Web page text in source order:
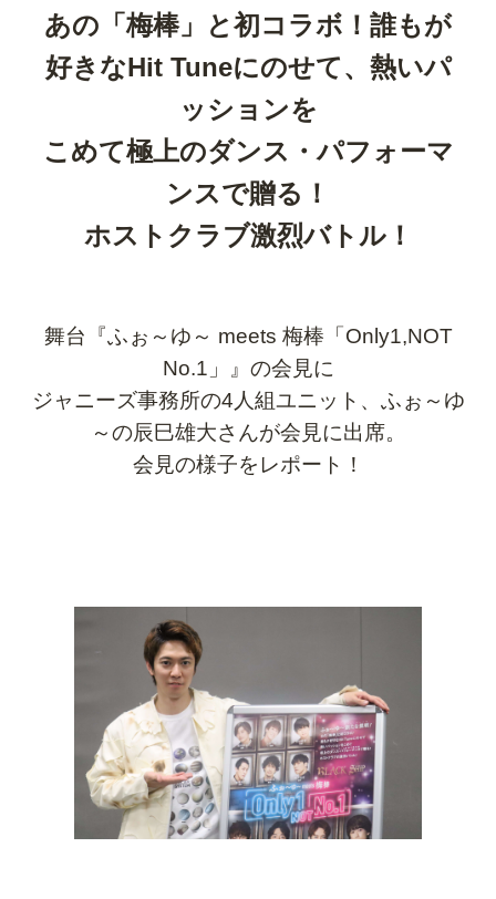
あの「梅棒」と初コラボ！誰もが
好きなHit Tuneにのせて、熱いパ
ッションを
こめて極上のダンス・パフォーマ
ンスで贈る！
ホストクラブ激烈バトル！
舞台『ふぉ～ゆ～ meets 梅棒「Only1,NOT
No.1」』の会見に
ジャニーズ事務所の4人組ユニット、ふぉ～ゆ
～の辰巳雄大さんが会見に出席。
会見の様子をレポート！